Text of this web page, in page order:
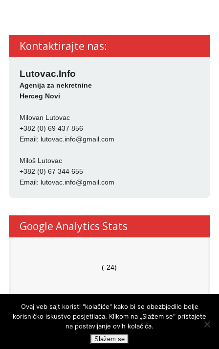
Kontaktirajte nas:
Lutovac.Info
Agenija za nekretnine
Herceg Novi
Milovan Lutovac
+382 (0) 69 437 856
Email: lutovac.info@gmail.com
Miloš Lutovac
+382 (0) 67 344 655
Email: lutovac.info@gmail.com
Google Analytics Stats
(-24)
- DEVELOPED BYPRO
POWERED BYWP DEV SHED
Ovaj veb sajt koristi "kolačiće" kako bi se obezbjedilo bolje
korisničko iskustvo posjetilaca. Klikom na „Slažem se“ pristajete
na postavljanje ovih kolačića.
Slažem se